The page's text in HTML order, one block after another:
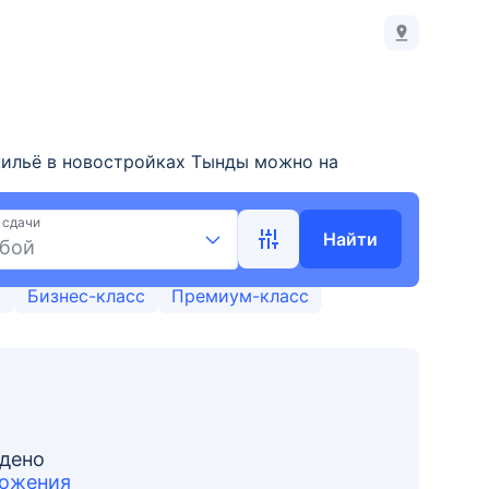
в новостройках Тынды можно на
удобным фильтрам, актуальные цены и
в Тынде на Выберу.ру.
Найти
Бизнес-класс Премиум-класс